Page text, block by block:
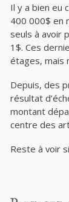
Il y a bien eu
400 000$ en
seuls à avoir
1$. Ces
étages, mais
Depuis, des
résultat
montant
centre des
Reste à voir